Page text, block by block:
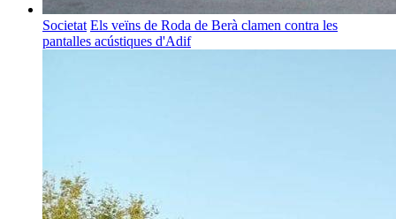
Societat Els veïns de Roda de Berà clamen contra les
pantalles acústiques d'Adif